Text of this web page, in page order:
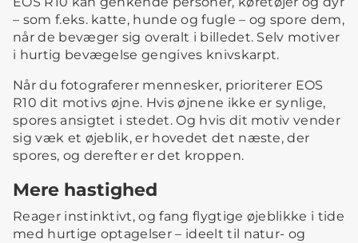
– som f.eks. katte, hunde og fugle – og spore dem,
når de bevæger sig overalt i billedet. Selv motiver
i hurtig bevægelse gengives knivskarpt.
Når du fotograferer mennesker, prioriterer EOS
R10 dit motivs øjne. Hvis øjnene ikke er synlige,
spores ansigtet i stedet. Og hvis dit motiv vender
sig væk et øjeblik, er hovedet det næste, der
spores, og derefter er det kroppen.
Mere hastighed
Reager instinktivt, og fang flygtige øjeblikke i tide
med hurtige optagelser – ideelt til natur- og